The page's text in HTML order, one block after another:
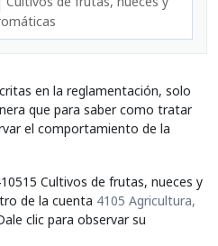
en la reglamentación, solo
que para saber como tratar
el comportamiento de la
Cultivos de frutas, nueces y
de la cuenta 4105 Agricultura,
clic para observar su